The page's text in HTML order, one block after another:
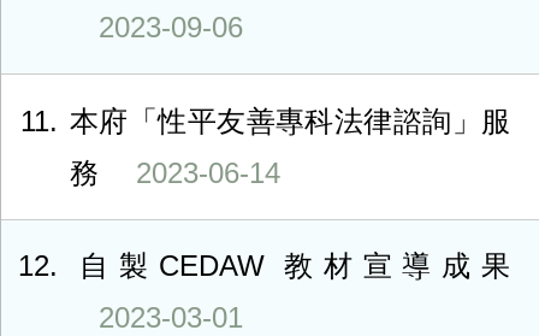
2023-09-06
11
本府「性平友善專科法律諮詢」服
務
2023-06-14
12
自製CEDAW 教材宣導成果
2023-03-01